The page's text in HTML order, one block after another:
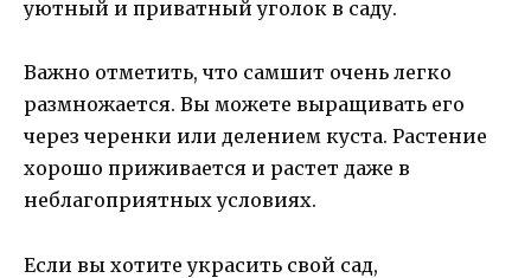
уютный и приватный уголок в саду.
Важно отметить, что самшит очень легко
размножается. Вы можете выращивать его
через черенки или делением куста. Растение
хорошо приживается и растет даже в
неблагоприятных условиях.
Если вы хотите украсить свой сад,